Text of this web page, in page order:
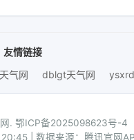
友情链接
气网 dblgt天气网
. 鄂ICP备2025098623号-4
| 数据来源：腾讯官网